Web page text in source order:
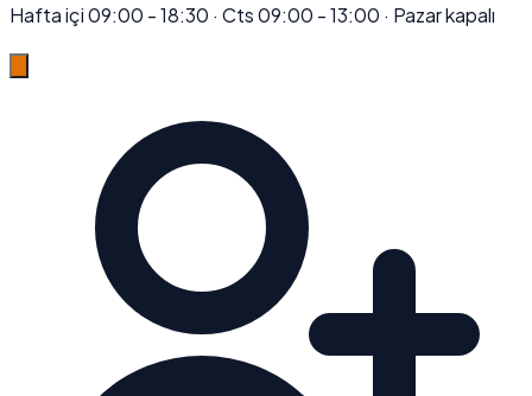
Hafta içi 09:00 - 18:30 · Cts 09:00 - 13:00 · Pazar kapalı